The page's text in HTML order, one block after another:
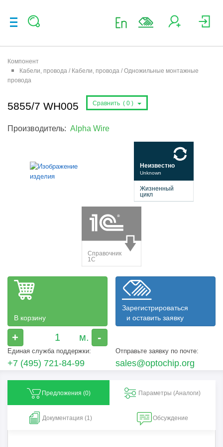
Компонент
Кабели, провода / Кабели, провода / Одножильные монтажные
провода
5855/7 WH005 Сравнить ( 0 )
Производитель: Alpha Wire
В корзину
+ -
Зарегистрироваться
и оставить заявку
Единая служба поддержки:
+7 (495) 721-84-99
Отправьте заявку по почте:
sales@optochip.org
Предложения (0) Параметры (Aналоги)
Документация (1) Обсуждение